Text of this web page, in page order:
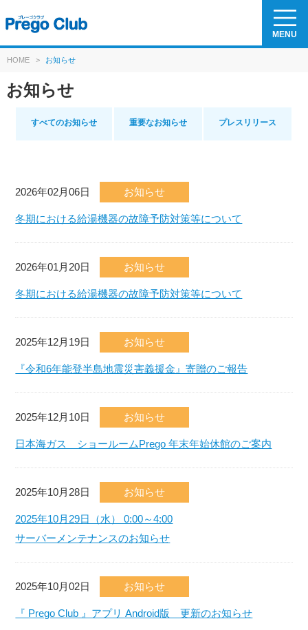
MENU
HOME > お知らせ
お知らせ
すべてのお知らせ 重要なお知らせ プレスリリース
2026年02月06日 お知らせ
冬期における給湯機器の故障予防対策等について
2026年01月20日 お知らせ
冬期における給湯機器の故障予防対策等について
2025年12月19日 お知らせ
『令和6年能登半島地震災害義援金』寄贈のご報告
2025年12月10日 お知らせ
日本海ガス ショールームPrego 年末年始休館のご案内
2025年10月28日 お知らせ
2025年10月29日（水） 0:00～4:00
サーバーメンテナンスのお知らせ
2025年10月02日 お知らせ
『 Prego Club 』アプリ Android版 更新のお知らせ